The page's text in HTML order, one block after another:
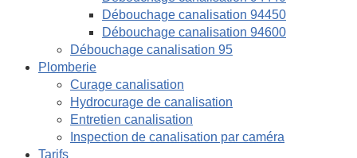
Débouchage canalisation 94450
Débouchage canalisation 94600
Débouchage canalisation 95
Plomberie
Curage canalisation
Hydrocurage de canalisation
Entretien canalisation
Inspection de canalisation par caméra
Tarifs